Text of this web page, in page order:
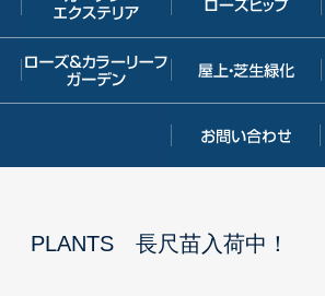
PLANTS 長尺苗入荷中！